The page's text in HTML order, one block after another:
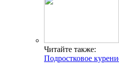
Читайте также:
Подростковое